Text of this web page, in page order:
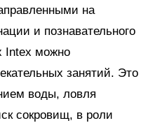
на
и познавательного
Intex можно
занятий. Это
воды, ловля
сокровищ, в роли